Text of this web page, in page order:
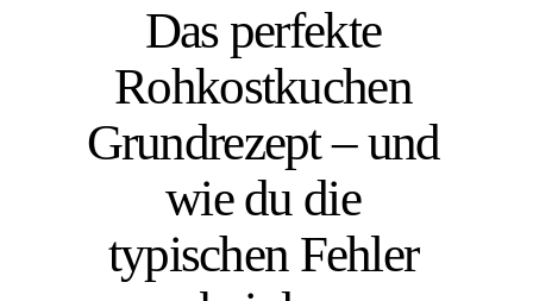
Das perfekte
Rohkostkuchen
Grundrezept – und
wie du die
typischen Fehler